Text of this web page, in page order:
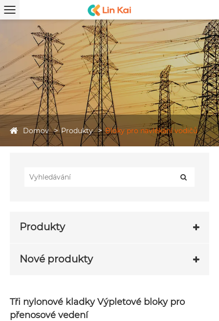
Domov Produkty Bloky pro navlékání vodičů
Produkty
Nové produkty
Tři nylonové kladky Výpletové bloky pro
přenosové vedení